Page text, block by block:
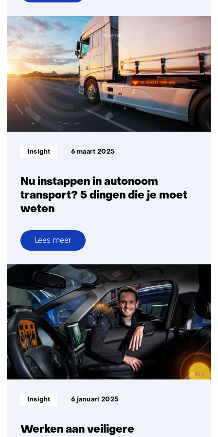
over
MARQ
opent
zijn
deuren:
een
plek
om
samen
te
werken
aan
mobiliteit
de
toekomst
Nu instappen in autonoom
transport? 5 dingen die je moet
weten
Informatietype:
Insight 6 maart 2025
Lees meer
over
Nu
instappen
in
autonoom
transport?
5
dingen
die
je
moet
weten
Werken aan veiligere
Informatietype:
Insight 6 januari 2025